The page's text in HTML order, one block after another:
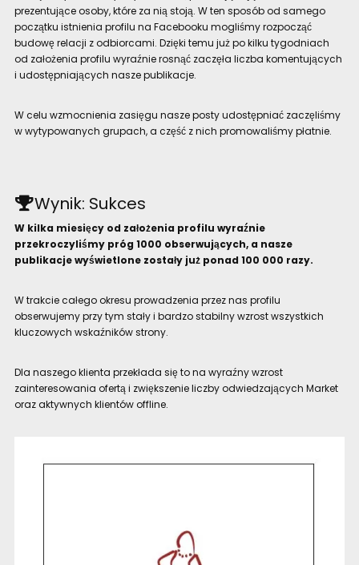
prezentujące osoby, które za nią stoją. W ten sposób od samego
początku istnienia profilu na Facebooku mogliśmy rozpocząć
budowę relacji z odbiorcami. Dzięki temu już po kilku tygodniach
od założenia profilu wyraźnie rosnąć zaczęła liczba komentujących
i udostępniających nasze publikacje.
W celu wzmocnienia zasięgu nasze posty udostępniać zaczęliśmy
w wytypowanych grupach, a część z nich promowaliśmy płatnie.
Wynik: Sukces
W kilka miesięcy od założenia profilu wyraźnie
przekroczyliśmy próg 1000 obserwujących, a nasze
publikacje wyświetlone zostały już ponad 100 000 razy.
W trakcie całego okresu prowadzenia przez nas profilu
obserwujemy przy tym stały i bardzo stabilny wzrost wszystkich
kluczowych wskaźników strony.
Dla naszego klienta przekłada się to na wyraźny wzrost
zainteresowania ofertą i zwiększenie liczby odwiedzających Market
oraz aktywnych klientów offline.